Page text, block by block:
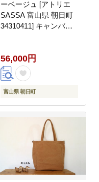
ーベージュ [アトリエ
SASSA 富山県 朝日町
34310411] キャンバス
稽古バッグ
56,000円
富山県 朝日町